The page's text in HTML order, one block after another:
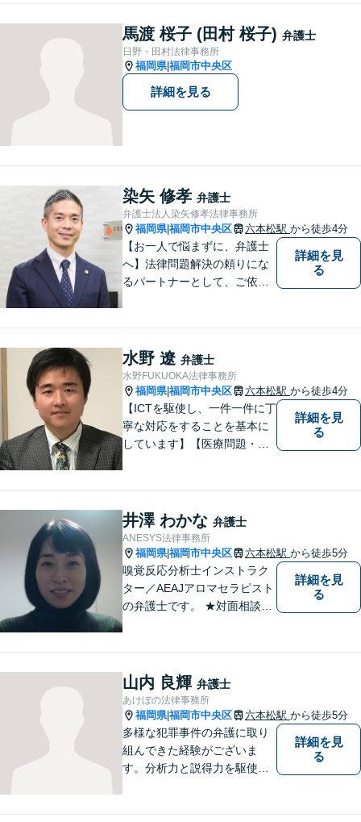
馬渡 桜子 (田村 桜子) 弁護士
日野・田村法律事務所
福岡県|福岡市中央区
詳細を見る
染矢 修孝 弁護士
弁護士法人染矢修孝法律事務所
福岡県|福岡市中央区 六本松駅 から徒歩4分
【お一人で悩まずに、弁護士
へ】法律問題解決の頼りにな
るパートナーとして、ご依頼
じめ、「離婚事件」、「損害
賠償請求事件」、「刑事事
件」まで多数の事件の取り扱
い【分割払い可】
詳細を見
る
水野 遼 弁護士
水野FUKUOKA法律事務所
福岡県|福岡市中央区 六本松駅 から徒歩4分
【ICTを駆使し、一件一件に丁
寧な対応をすることを基本に
しています】【医療問題・交
応】【遠隔地からのご依頼・
ご相談歓迎】あなたのために
全力で事件と向き合います！
詳細を見
る
井澤 わかな 弁護士
ANESYS法律事務所
福岡県|福岡市中央区 六本松駅 から徒歩5分
嗅覚反応分析士インストラク
ター／AEAJアロマセラピスト
の弁護士です。 ★対面相談が
日／夜間も、時間帯等によっ
て対応可です ★法テラス利用
は、一応可能です
詳細を見
る
山内 良輝 弁護士
あけぼの法律事務所
福岡県|福岡市中央区 六本松駅 から徒歩5分
多様な犯罪事件の弁護に取り
組んできた経験がございま
す。分析力と説得力を駆使
詳細を見
る